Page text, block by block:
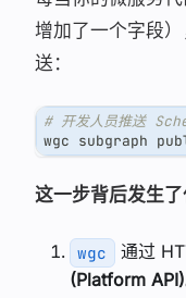
增加了一个字段
送：
# 开发人员推送
wgc subgraph
这一步背后发生了
wgc 通过
(Platform API)